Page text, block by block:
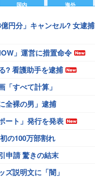
国内 海外
億円分」キャンセル? 女逮捕
」運営に措置命令
? 看護助手を逮捕
「すべて計算」
全裸の男」逮捕
ート」発行を発表
の100万部割れ
申請 驚きの結末
ズ説明文に「闇」